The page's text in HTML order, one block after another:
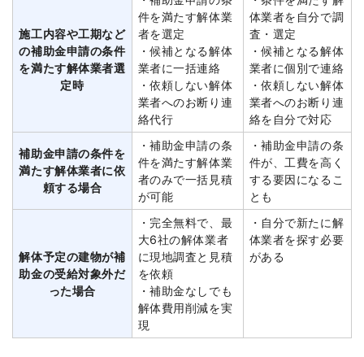
施工内容や工期など
の補助金申請の条件
を満たす解体業者選
定時
件を満たす解体業
者を選定
・候補となる解体
業者に一括連絡
・依頼しない解体
業者へのお断り連
絡代行
体業者を自分で調
査・選定
・候補となる解体
業者に個別で連絡
・依頼しない解体
業者へのお断り連
絡を自分で対応
補助金申請の条件を
満たす解体業者に依
頼する場合
・補助金申請の条
件を満たす解体業
者のみで一括見積
が可能
・補助金申請の条
件が、工費を高く
する要因になるこ
とも
解体予定の建物が補
助金の受給対象外だ
った場合
・完全無料で、最
大6社の解体業者
に現地調査と見積
を依頼
・補助金なしでも
解体費用削減を実
現
・自分で新たに解
体業者を探す必要
がある